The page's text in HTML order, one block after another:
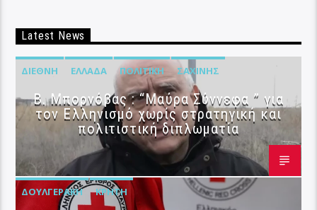
Latest News
ΔΙΕΘΝΉ ΕΛΛΆΔΑ ΠΟΛΙΤΙΚΉ ΣΑΧΊΝΗΣ
B. Μπορνόβας : “Μαύρα Σύννεφα ” για
τον Ελληνισμό χωρίς στρατηγική και
πολιτιστική διπλωματία
ΔΟΥΛΓΕΡΆΚΗ ΚΡΉΤΗ